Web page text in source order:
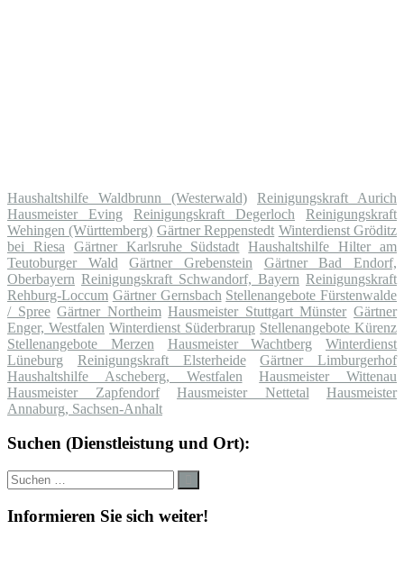
Haushaltshilfe Waldbrunn (Westerwald)
Reinigungskraft Aurich
Hausmeister Eving
Reinigungskraft Degerloch
Reinigungskraft
Wehingen (Württemberg) Gärtner Reppenstedt Winterdienst Gröditz
bei Riesa
Gärtner Karlsruhe Südstadt
Haushaltshilfe Hilter am
Teutoburger Wald
Gärtner Grebenstein
Gärtner Bad Endorf,
Oberbayern Reinigungskraft Schwandorf, Bayern Reinigungskraft
Rehburg-Loccum Gärtner Gernsbach Stellenangebote Fürstenwalde
/ Spree Gärtner Northeim Hausmeister Stuttgart Münster Gärtner
Enger, Westfalen Winterdienst Süderbrarup Stellenangebote Kürenz
Stellenangebote Merzen
Hausmeister Wachtberg
Winterdienst
Lüneburg
Reinigungskraft Elsterheide
Gärtner Limburgerhof
Haushaltshilfe Ascheberg, Westfalen
Hausmeister Wittenau
Hausmeister Zapfendorf
Hausmeister Nettetal
Hausmeister
Annaburg, Sachsen-Anhalt
Suchen (Dienstleistung und Ort):
Suche
nach:
Informieren Sie sich weiter!